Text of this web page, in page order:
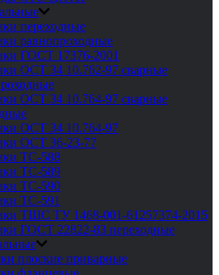
переходные
равнопроходные
ГОСТ 17376-2001
ОСТ 34 10.762-97 сварные
ОСТ 34 10.764-97 сварные
ОСТ 34 10.764-97
ОСТ 36-23-77
ТС-588
ТС-589
ТС-590
ТС-591
ТШС ТУ 1468-001-61257374-2015
ГОСТ 22822-83 переходные
плоские приварные